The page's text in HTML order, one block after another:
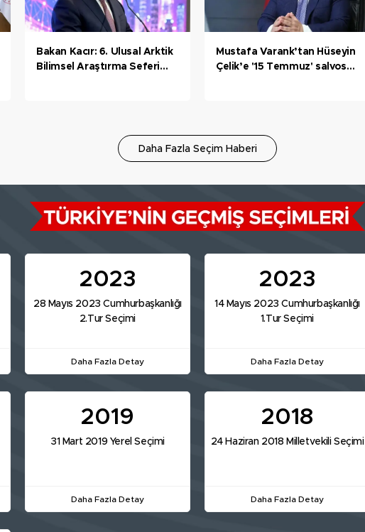
Bakan Kacır: 6. Ulusal Arktik
Bilimsel Araştırma Seferi
Mustafa Varank’tan Hüseyin
Çelik’e '15 Temmuz' salvosu:
Daha Fazla Seçim Haberi
2023
28 Mayıs 2023 Cumhurbaşkanlığı
2.Tur Seçimi
Daha Fazla Detay
2023
14 Mayıs 2023 Cumhurbaşkanlığı
1.Tur Seçimi
Daha Fazla Detay
2019
31 Mart 2019 Yerel Seçimi
Daha Fazla Detay
2018
24 Haziran 2018 Milletvekili Seçimi
Daha Fazla Detay